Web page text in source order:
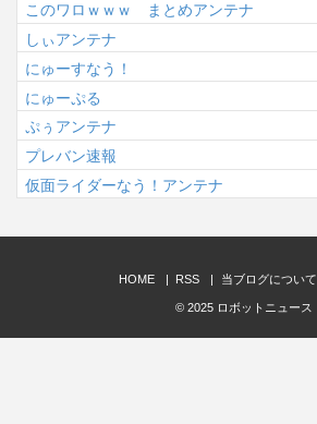
このワロｗｗｗ まとめアンテナ
しぃアンテナ
にゅーすなう！
にゅーぷる
ぷぅアンテナ
プレバン速報
仮面ライダーなう！アンテナ
HOME RSS 当ブログについて
© 2025 ロボットニュース